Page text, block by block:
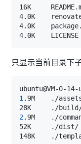
只显示当前目录下
ubuntu@VM-0-
1
2